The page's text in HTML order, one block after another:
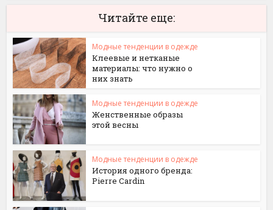
Читайте еще:
Модные тенденции в одежде
Клеевые и нетканые
материалы: что нужно о
них знать
Модные тенденции в одежде
Женственные образы
этой весны
Модные тенденции в одежде
История одного бренда:
Pierre Cardin